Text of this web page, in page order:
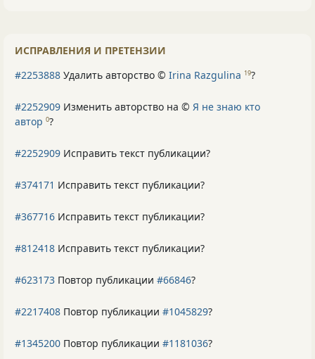
ИСПРАВЛЕНИЯ И ПРЕТЕНЗИИ
#2253888 Удалить авторство © Irina Razgulina 19?
#2252909 Изменить авторство на © Я не знаю кто
автор 0?
#2252909 Исправить текст публикации?
#374171 Исправить текст публикации?
#367716 Исправить текст публикации?
#812418 Исправить текст публикации?
#623173 Повтор публикации #66846?
#2217408 Повтор публикации #1045829?
#1345200 Повтор публикации #1181036?